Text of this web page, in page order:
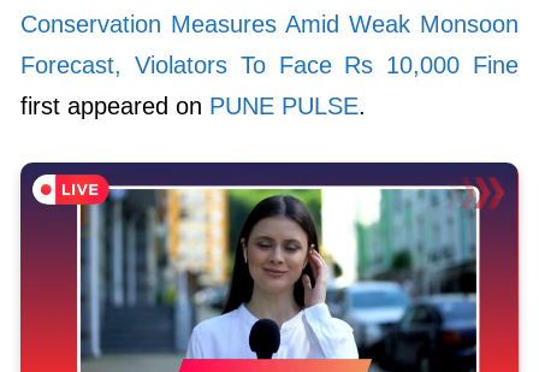
Conservation Measures Amid Weak Monsoon
Forecast, Violators To Face Rs 10,000 Fine
first appeared on PUNE PULSE.